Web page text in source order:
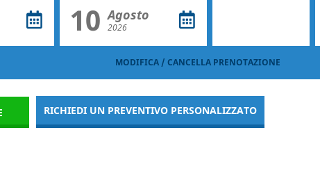
10 Agosto
2026
RICHIEDI UN PREVENTIVO PERSONALIZZATO
MODIFICA / CANCELLA PRENOTAZIONE